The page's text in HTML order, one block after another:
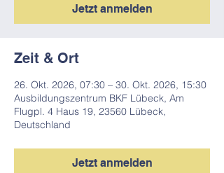
Jetzt anmelden
Zeit & Ort
26. Okt. 2026, 07:30 – 30. Okt. 2026, 15:30
Ausbildungszentrum BKF Lübeck, Am
Flugpl. 4 Haus 19, 23560 Lübeck,
Deutschland
Jetzt anmelden